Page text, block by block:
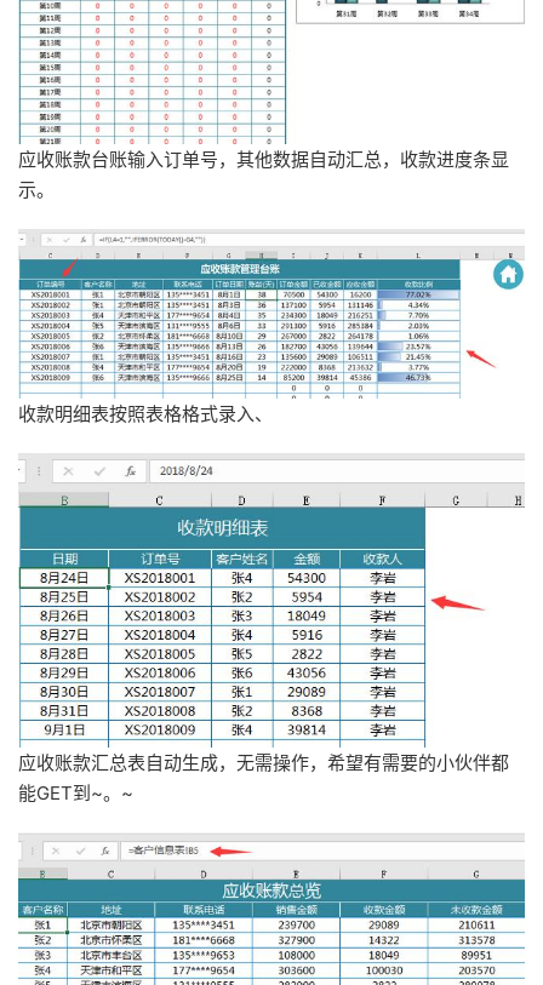
应收账款台账输入订单号，其他数据自动汇总，收款进度条显
示。
收款明细表按照表格格式录入、
应收账款汇总表自动生成，无需操作，希望有需要的小伙伴都
能GET到~。~